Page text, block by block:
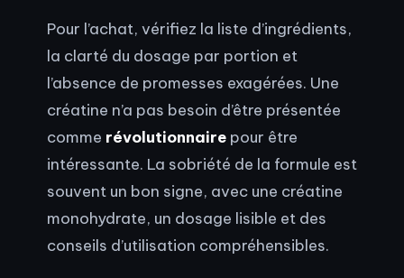
Pour l’achat, vérifiez la liste d’ingrédients,
la clarté du dosage par portion et
l’absence de promesses exagérées. Une
créatine n’a pas besoin d’être présentée
comme révolutionnaire pour être
intéressante. La sobriété de la formule est
souvent un bon signe, avec une créatine
monohydrate, un dosage lisible et des
conseils d’utilisation compréhensibles.